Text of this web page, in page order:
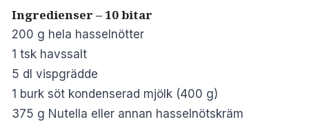
Ingredienser – 10 bitar
200 g hela hasselnötter
1 tsk havssalt
5 dl vispgrädde
1 burk söt kondenserad mjölk (400 g)
375 g Nutella eller annan hasselnötskräm